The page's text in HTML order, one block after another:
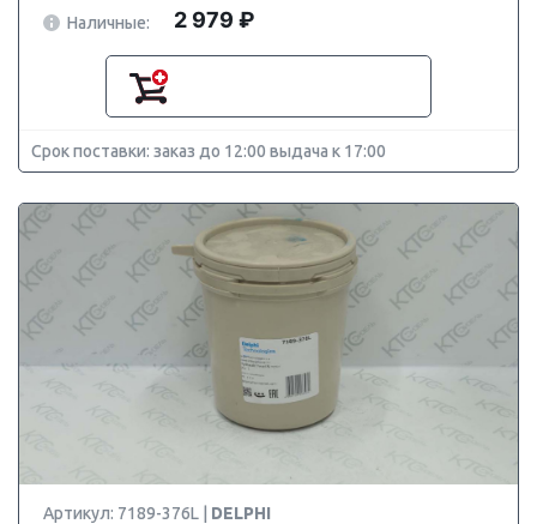
Наличные: 2 979 ₽
Срок поставки: заказ до 12:00 выдача к 17:00
Артикул: 7189-376L | DELPHI